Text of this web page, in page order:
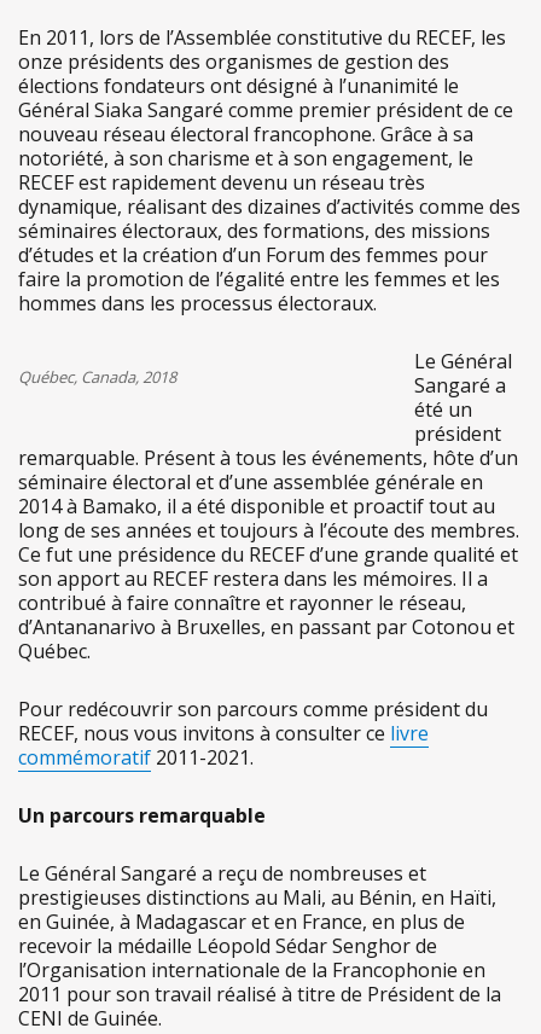
En 2011, lors de l’Assemblée constitutive du RECEF, les
onze présidents des organismes de gestion des
élections fondateurs ont désigné à l’unanimité le
Général Siaka Sangaré comme premier président de ce
nouveau réseau électoral francophone. Grâce à sa
notoriété, à son charisme et à son engagement, le
RECEF est rapidement devenu un réseau très
dynamique, réalisant des dizaines d’activités comme des
séminaires électoraux, des formations, des missions
d’études et la création d’un Forum des femmes pour
faire la promotion de l’égalité entre les femmes et les
hommes dans les processus électoraux.
Québec, Canada, 2018
Le Général
Sangaré a
été un
président
remarquable. Présent à tous les événements, hôte d’un
séminaire électoral et d’une assemblée générale en
2014 à Bamako, il a été disponible et proactif tout au
long de ses années et toujours à l’écoute des membres.
Ce fut une présidence du RECEF d’une grande qualité et
son apport au RECEF restera dans les mémoires. Il a
contribué à faire connaître et rayonner le réseau,
d’Antananarivo à Bruxelles, en passant par Cotonou et
Québec.
Pour redécouvrir son parcours comme président du
RECEF, nous vous invitons à consulter ce livre
commémoratif 2011-2021.
Un parcours remarquable
Le Général Sangaré a reçu de nombreuses et
prestigieuses distinctions au Mali, au Bénin, en Haïti,
en Guinée, à Madagascar et en France, en plus de
recevoir la médaille Léopold Sédar Senghor de
l’Organisation internationale de la Francophonie en
2011 pour son travail réalisé à titre de Président de la
CENI de Guinée.